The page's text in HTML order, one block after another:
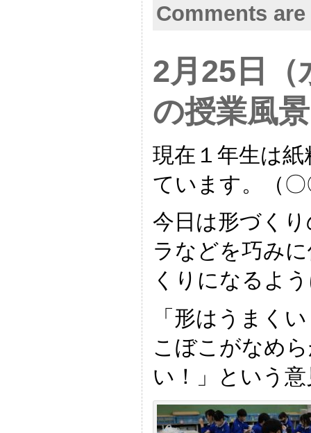
Comments
2月25日（
の授業風景
現在１年生は
ています。（
今日は形づく
ラなどを巧み
くりになるよ
「形はうまく
こぼこがなめ
い！」という